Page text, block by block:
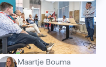
Maartje Bouma